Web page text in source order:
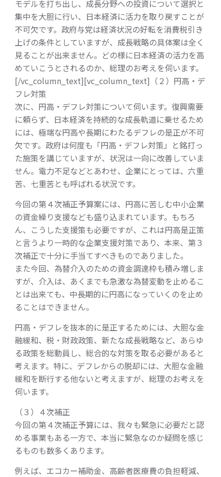
モデルを打ち出し、成長分野への投資について選択と
集中を大胆に行い、日本経済に活力を取り戻すことが
不可欠です。政府与党は経済状況の好転を消費税引き
上げの条件としていますが、成長戦略の具体案は全く
見ることが出来ません。どの様に日本経済の活力を高
めていこうとされるのか、総理のお考えを伺います。
[/vc_column_text][vc_column_text]（２）円高・デ
フレ対策
次に、円高・デフレ対策について伺います。復興需要
に頼らず、日本経済を持続的な成長軌道に乗せるため
には、極端な円高や長期にわたるデフレの是正が不可
欠です。政府は何度も「円高・デフレ対策」と銘打っ
た施策を講じていますが、状況は一向に改善していま
せん。電力不足などとあわせ、企業にとっては、六重
苦、七重苦とも呼ばれる状況です。
今回の第４次補正予算案には、円高に苦しむ中小企業
の資金繰り支援なども盛り込まれています。もちろ
ん、こうした支援策も必要ですが、これは円高是正策
と言うより一時的な企業支援対策であり、本来、第３
次補正で十分に手当てすべきものでありました。
また今回、為替介入のための資金調達枠も積み増しま
すが、介入は、あくまでも急激な為替変動を止めるこ
とは出来ても、中長期的に円高になっていくのを止め
ることはできません。
円高・デフレを抜本的に是正するためには、大胆な金
融緩和、税・財政政策、新たな成長戦略など、あらゆ
る政策を総動員し、総合的な対策を取る必要があると
考えます。特に、デフレからの脱却には、大胆な金融
緩和を断行する他ないと考えますが、総理のお考えを
伺います。
（３）４次補正
今回の第４次補正予算には、我々も緊急に必要だと認
める事業もある一方で、本当に緊急なのか疑問を感じ
るものも数多くあります。
例えば、エコカー補助金、高齢者医療費の負担軽減、